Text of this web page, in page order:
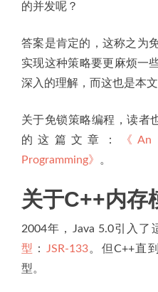
的并发呢？
答案是肯定的，这称之为
实现这种策略要更麻烦一
深入的理解，而这也是本
关于免锁策略编程，读者
的这篇文章：
《An
Programming》 。
关于C++内存
2004年，Java 5.0引入了
型 ： JSR-133。但C++直
型。